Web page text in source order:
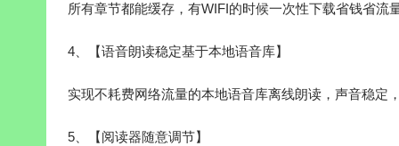
所有章节都能缓存，有WIFI的时候一次性下载省钱省流
4、【语音朗读稳定基于本地语音库】
实现不耗费网络流量的本地语音库离线朗读，声音稳定
5、【阅读器随意调节】